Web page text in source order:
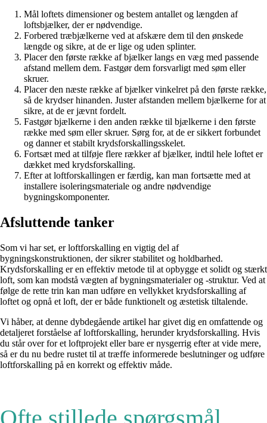
Mål loftets dimensioner og bestem antallet og længden af
loftsbjælker, der er nødvendige.
Forbered træbjælkerne ved at afskære dem til den ønskede
længde og sikre, at de er lige og uden splinter.
Placer den første række af bjælker langs en væg med passende
afstand mellem dem. Fastgør dem forsvarligt med søm eller
skruer.
Placer den næste række af bjælker vinkelret på den første række,
så de krydser hinanden. Juster afstanden mellem bjælkerne for at
sikre, at de er jævnt fordelt.
Fastgør bjælkerne i den anden række til bjælkerne i den første
række med søm eller skruer. Sørg for, at de er sikkert forbundet
og danner et stabilt krydsforskallingsskelet.
Fortsæt med at tilføje flere rækker af bjælker, indtil hele loftet er
dækket med krydsforskalling.
Efter at loftforskallingen er færdig, kan man fortsætte med at
installere isoleringsmateriale og andre nødvendige
bygningskomponenter.
Afsluttende tanker
Som vi har set, er loftforskalling en vigtig del af
bygningskonstruktionen, der sikrer stabilitet og holdbarhed.
Krydsforskalling er en effektiv metode til at opbygge et solidt og stærkt
loft, som kan modstå vægten af bygningsmaterialer og -struktur. Ved at
følge de rette trin kan man udføre en vellykket krydsforskalling af
loftet og opnå et loft, der er både funktionelt og æstetisk tiltalende.
Vi håber, at denne dybdegående artikel har givet dig en omfattende og
detaljeret forståelse af loftforskalling, herunder krydsforskalling. Hvis
du står over for et loftprojekt eller bare er nysgerrig efter at vide mere,
så er du nu bedre rustet til at træffe informerede beslutninger og udføre
loftforskalling på en korrekt og effektiv måde.